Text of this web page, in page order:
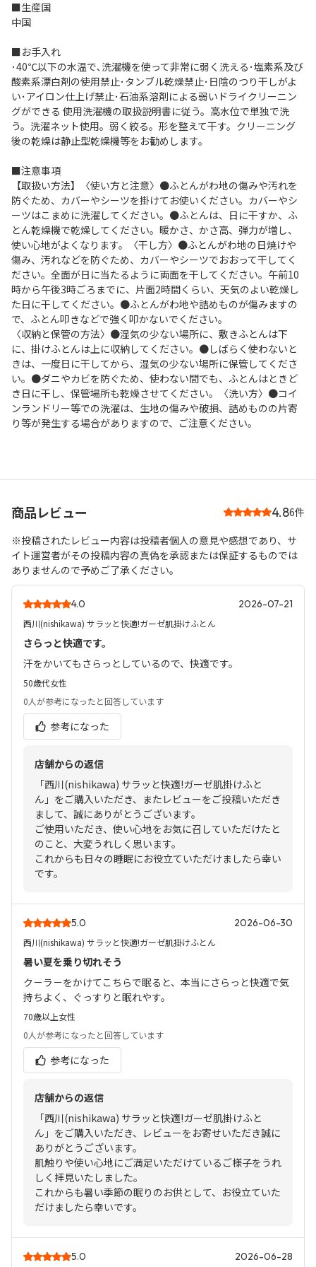
■生産国
中国
■お手入れ
･40℃以下の水温で､洗濯機を使って非常に弱く洗える･塩素系及び
酸素系漂白剤の使用禁止･タンブル乾燥禁止･日陰のつり干しがよ
い･アイロン仕上げ禁止･石油系溶剤による弱いドライクリーニン
グができる 使用洗濯機の取扱説明書に従う。高水位で単独で洗
う。洗濯ネット使用。弱く絞る。形を整えて干す。クリーニング
後の乾燥は静止型乾燥機等をお勧めします。
■注意事項
【取扱い方法】〈使い方と注意〉●ふとんがわ地の傷みや汚れを
防ぐため、カバーやシーツを掛けてお使いください。カバーやシ
ーツはこまめに洗濯してください。●ふとんは、日に干すか、ふ
とん乾燥機で乾燥してください。暖かさ、かさ高、弾力が増し、
使い心地がよくなります。〈干し方〉●ふとんがわ地の日焼けや
傷み、汚れなどを防ぐため、カバーやシーツでおおって干してく
ださい。全面が日に当たるように両面を干してください。午前10
時から午後3時ごろまでに、片面2時間くらい、天気のよい乾燥し
た日に干してください。●ふとんがわ地や詰めものが傷みますの
で、ふとん叩きなどで強く叩かないでください。
〈収納と保管の方法〉●湿気の少ない場所に、敷きふとんは下
に、掛けふとんは上に収納してください。●しばらく使わないと
きは、一度日に干してから、湿気の少ない場所に保管してくださ
い。●ダニやカビを防ぐため、使わない間でも、ふとんはときど
き日に干し、保管場所も乾燥させてください。〈洗い方〉●コイ
ンランドリー等での洗濯は、生地の傷みや破損、詰めものの片寄
り等が発生する場合がありますので、ご注意ください。
商品レビュー 4.86件
※投稿されたレビュー内容は投稿者個人の意見や感想であり、サ
イト運営者がその投稿内容の真偽を承認または保証するものでは
ありませんので予めご了承ください。
4.0 2026-07-21
西川(nishikawa) サラッと快適!ガーゼ肌掛けふとん
さらっと快適です。
汗をかいてもさらっとしているので、快適です。
50歳代女性
0人が参考になったと回答しています
参考になった
店舗からの返信
「西川(nishikawa) サラッと快適!ガーゼ肌掛けふと
ん」をご購入いただき、またレビューをご投稿いただき
まして、誠にありがとうございます。
ご使用いただき、使い心地をお気に召していただけたと
のこと、大変うれしく思います。
これからも日々の睡眠にお役立ていただけましたら幸い
です。
5.0 2026-06-30
西川(nishikawa) サラッと快適!ガーゼ肌掛けふとん
暑い夏を乗り切れそう
ク－ラ－をかけてこちらで眠ると、本当にさらっと快適で気
持ちよく、ぐっすりと眠れやす。
70歳以上女性
0人が参考になったと回答しています
参考になった
店舗からの返信
「西川(nishikawa) サラッと快適!ガーゼ肌掛けふと
ん」をご購入いただき、レビューをお寄せいただき誠に
ありがとうございます。
肌触りや使い心地にご満足いただけているご様子をうれ
しく拝見いたしました。
これからも暑い季節の眠りのお供として、お役立ていた
だけましたら幸いです。
5.0 2026-06-28